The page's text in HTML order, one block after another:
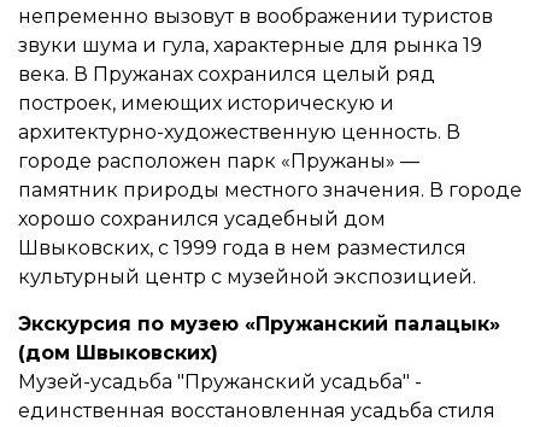
непременно вызовут в воображении туристов
звуки шума и гула, характерные для рынка 19
века. В Пружанах сохранился целый ряд
построек, имеющих историческую и
архитектурно-художественную ценность. В
городе расположен парк «Пружаны» —
памятник природы местного значения. В городе
хорошо сохранился усадебный дом
Швыковских, с 1999 года в нем разместился
культурный центр с музейной экспозицией.
Экскурсия по музею «Пружанский палацык»
(дом Швыковских)
Музей-усадьба "Пружанский усадьба" -
единственная восстановленная усадьба стиля